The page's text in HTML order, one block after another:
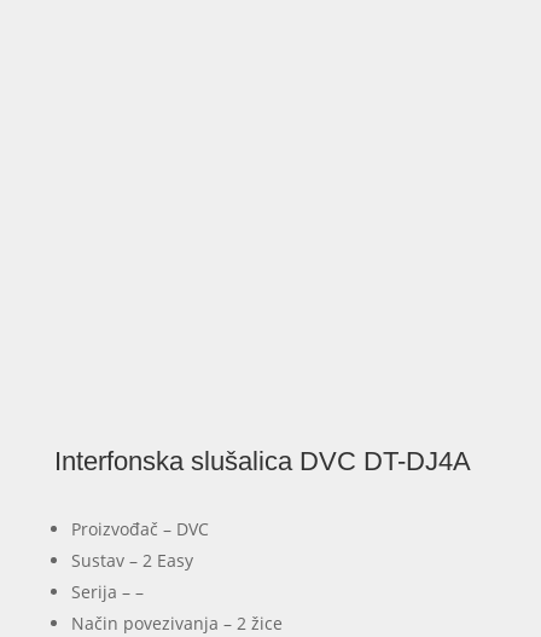
Interfonska slušalica DVC DT-DJ4A
Proizvođač – DVC
Sustav – 2 Easy
Serija – –
Način povezivanja – 2 žice